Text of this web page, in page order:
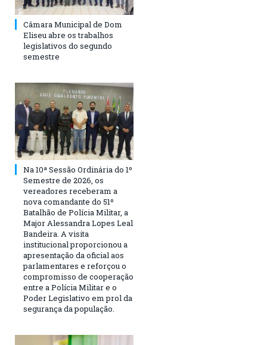
Câmara Municipal de Dom
Eliseu abre os trabalhos
legislativos do segundo
semestre
Na 10ª Sessão Ordinária do 1º
Semestre de 2026, os
vereadores receberam a
nova comandante do 51º
Batalhão de Polícia Militar, a
Major Alessandra Lopes Leal
Bandeira. A visita
institucional proporcionou a
apresentação da oficial aos
parlamentares e reforçou o
compromisso de cooperação
entre a Polícia Militar e o
Poder Legislativo em prol da
segurança da população.